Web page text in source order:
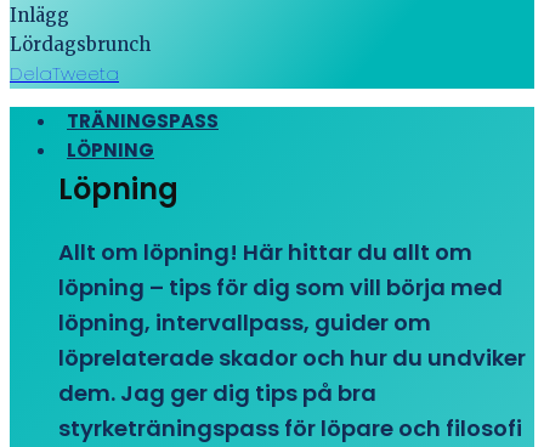
Inlägg
Lördagsbrunch
DelaTweeta
TRÄNINGSPASS
LÖPNING
Löpning
Allt om löpning! Här hittar du allt om
löpning – tips för dig som vill börja med
löpning, intervallpass, guider om
löprelaterade skador och hur du undviker
dem. Jag ger dig tips på bra
styrketräningspass för löpare och filosofi